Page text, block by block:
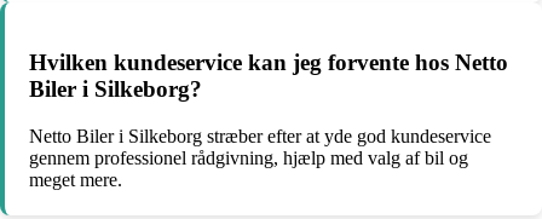
Hvilken kundeservice kan jeg forvente hos Netto
Biler i Silkeborg?
Netto Biler i Silkeborg stræber efter at yde god kundeservice
gennem professionel rådgivning, hjælp med valg af bil og
meget mere.